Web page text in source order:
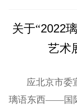
关于“2022
艺术
应北京市委
璃语东西——国